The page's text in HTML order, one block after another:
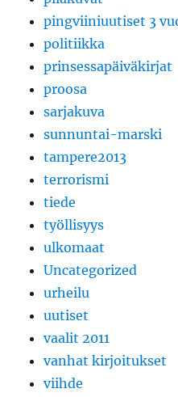
pingviiniuutiset 3
politiikka
prinsessapäiväkirjat
proosa
sarjakuva
sunnuntai-marski
tampere2013
terrorismi
tiede
työllisyys
ulkomaat
Uncategorized
urheilu
uutiset
vaalit 2011
vanhat kirjoitukset
viihde